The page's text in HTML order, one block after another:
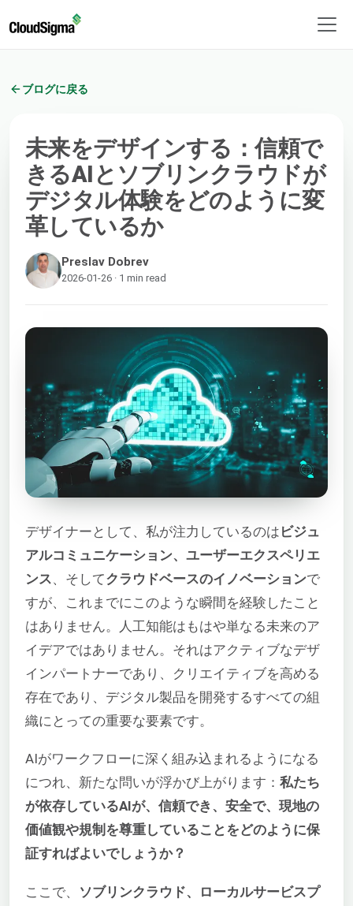
ブログに戻る
未来をデザインする：信頼で
きるAIとソブリンクラウドが
デジタル体験をどのように変
革しているか
Preslav Dobrev
2026-01-26 · 1 min read
デザイナーとして、私が注力しているのは ビジュ
アルコミュニケーション、ユーザーエクスペリエ
ンス 、そしてクラウドベースのイノベーションで
すが、これまでにこのような瞬間を経験したこと
はありません。人工知能はもはや単なる未来のア
イデアではありません。それはアクティブなデザ
インパートナーであり、クリエイティブを高める
存在であり、デジタル製品を開発するすべての組
織にとっての重要な要素です。
AIがワークフローに深く組み込まれるようになる
につれ、新たな問いが浮かび上がります： 私たち
が依存しているAIが、信頼でき、安全で、現地の
価値観や規制を尊重していることをどのように保
証すればよいでしょうか？
ここで、 ソブリンクラウド、ローカルサービスプ